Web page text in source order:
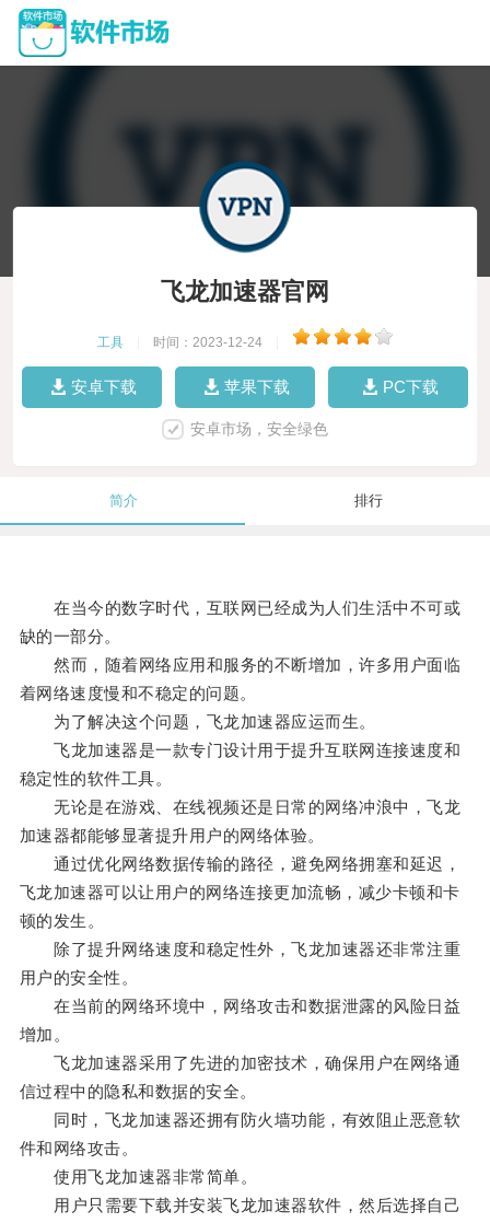
飞龙加速器官网
工具 时间：2023-12-24
安卓下载 苹果下载 PC下载
安卓市场，安全绿色
简介 排行
在当今的数字时代，互联网已经成为人们生活中不可或
缺的一部分。
然而，随着网络应用和服务的不断增加，许多用户面临
着网络速度慢和不稳定的问题。
为了解决这个问题，飞龙加速器应运而生。
飞龙加速器是一款专门设计用于提升互联网连接速度和
稳定性的软件工具。
无论是在游戏、在线视频还是日常的网络冲浪中，飞龙
加速器都能够显著提升用户的网络体验。
通过优化网络数据传输的路径，避免网络拥塞和延迟，
飞龙加速器可以让用户的网络连接更加流畅，减少卡顿和卡
顿的发生。
除了提升网络速度和稳定性外，飞龙加速器还非常注重
用户的安全性。
在当前的网络环境中，网络攻击和数据泄露的风险日益
增加。
飞龙加速器采用了先进的加密技术，确保用户在网络通
信过程中的隐私和数据的安全。
同时，飞龙加速器还拥有防火墙功能，有效阻止恶意软
件和网络攻击。
使用飞龙加速器非常简单。
用户只需要下载并安装飞龙加速器软件，然后选择自己